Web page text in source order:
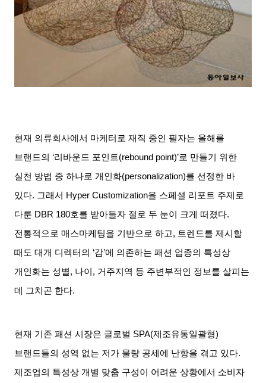
현재 의류회사에서 마케터로 재직 중인 필자는 올해를
브랜드의 ‘리바운드 포인트(rebound point)’로 만들기 위한
실천 방법 중 하나로 개인화(personalization)를 선정한 바
있다. 그래서 Hyper Customization을 스페셜 리포트 주제로
다룬 DBR 180호를 받아들자 절로 두 눈이 크게 떠졌다.
전통적으로 매스마케팅을 기반으로 하고, 트렌드를 제시할
때도 대개 디렉터의 ‘감’에 의존하는 패션 업종의 특성상
개인화는 성별, 나이 , 거주지역 등 주변부적인 정보를 살피는
데 그치곤 한다.
현재 기존 패션 시장은 글로벌 SPA(제조유통일괄형)
브랜드들의 성역 없는 저가 물량 공세에 난항을 겪고 있다.
제조업의 특성상 개별 맞춤 구성이 어려운 상황에서 소비자